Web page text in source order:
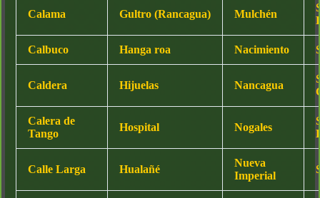
Calama Gultro (Rancagua) Mulchén
Calbuco Hanga roa Nacimiento
Caldera Hijuelas Nancagua
Calera de
Tango
Hospital Nogales
Calle Larga Hualañé
Nueva
Imperial